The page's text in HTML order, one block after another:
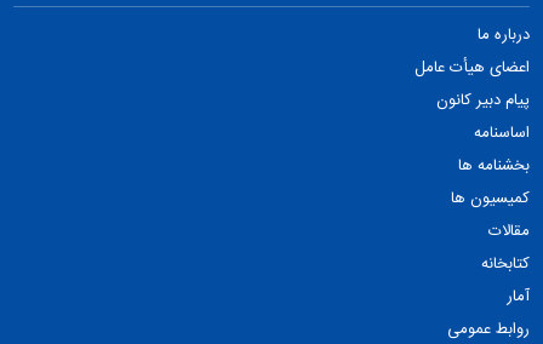
درباره ما
اعضای هیأت عامل
پیام دبیر کانون
اساسنامه
بخشنامه ها
کمیسیون ها
مقالات
کتابخانه
آمار
روابط عمومی